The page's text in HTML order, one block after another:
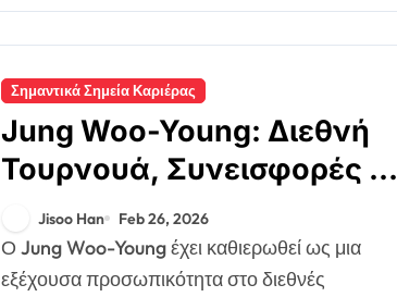
Σημαντικά Σημεία Καριέρας
Jung Woo-Young: Διεθνή
Τουρνουά, Συνεισφορές σε
Συλλόγους, Σημαντικές
Εμφανίσεις
Jisoo Han Feb 26, 2026
Ο Jung Woo-Young έχει καθιερωθεί ως μια
εξέχουσα προσωπικότητα στο διεθνές